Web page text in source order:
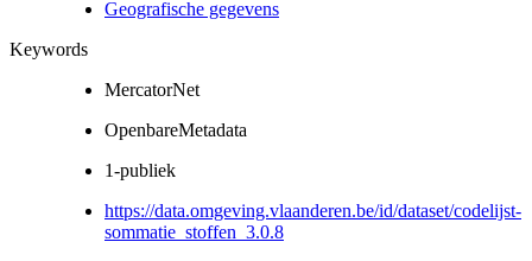
Geografische gegevens
Keywords
MercatorNet
OpenbareMetadata
1-publiek
https://data.omgeving.vlaanderen.be/id/dataset/codelijst-
sommatie_stoffen_3.0.8